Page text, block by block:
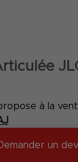
à la
Demander un